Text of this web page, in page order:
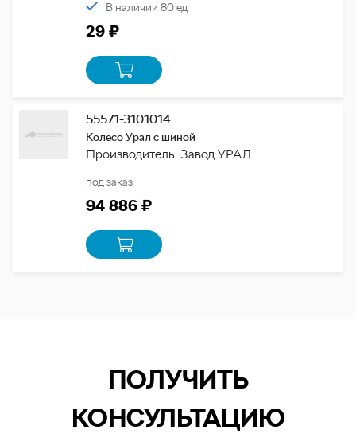
В наличии 80 ед
29 ₽
55571-3101014
Колесо Урал с шиной
Производитель: Завод УРАЛ
под заказ
94 886 ₽
ПОЛУЧИТЬ
КОНСУЛЬТАЦИЮ